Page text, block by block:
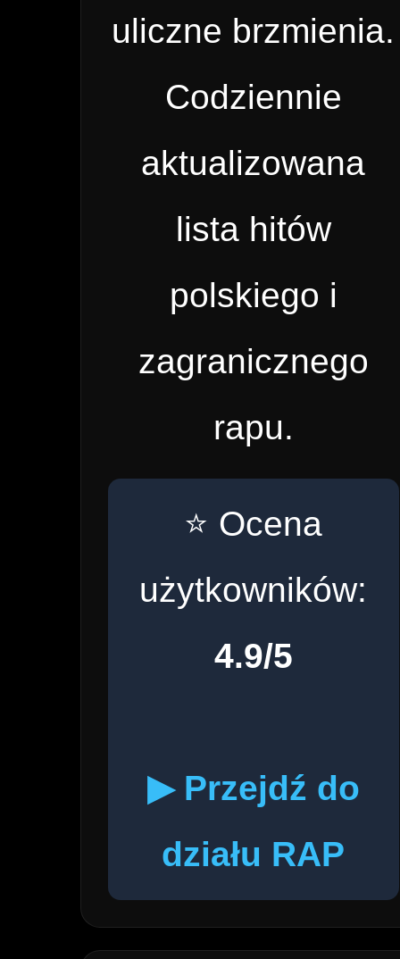
uliczne brzmienia.
Codziennie
aktualizowana
lista hitów
polskiego i
zagranicznego
rapu.
⭐ Ocena
użytkowników:
4.9/5
▶ Przejdź do
działu RAP